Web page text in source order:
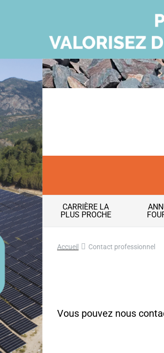
CARRIÈRE LA
PLUS PROCHE
Accueil Contact professionnel
Vous pouvez nous